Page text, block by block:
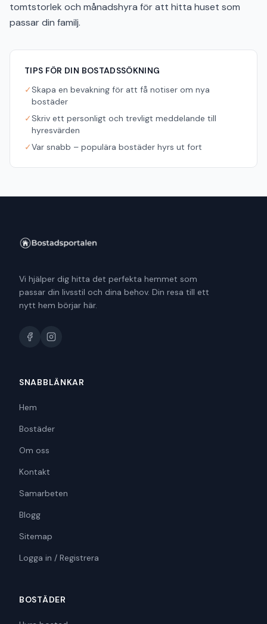
tomtstorlek och månadshyra för att hitta huset som
passar din familj.
TIPS FÖR DIN BOSTADSSÖKNING
✓Skapa en bevakning för att få notiser om nya
bostäder
✓Skriv ett personligt och trevligt meddelande till
hyresvärden
✓Var snabb – populära bostäder hyrs ut fort
Vi hjälper dig hitta det perfekta hemmet som
passar din livsstil och dina behov. Din resa till ett
nytt hem börjar här.
SNABBLÄNKAR
Hem
Bostäder
Om oss
Kontakt
Samarbeten
Blogg
Sitemap
Logga in / Registrera
BOSTÄDER